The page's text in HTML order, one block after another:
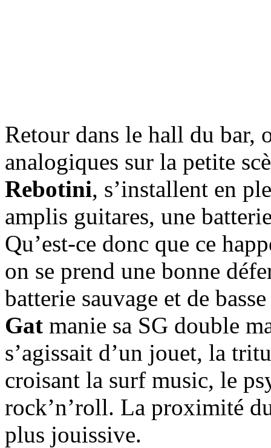
Retour dans le hall du bar,
analogiques sur la petite
Rebotini, s’installent en
amplis guitares, une
Qu’est-ce donc que ce
on se prend une bonne
batterie sauvage et de
Gat manie sa SG double
s’agissait d’un jouet, la
croisant la surf music, le
rock’n’roll. La proximité
plus jouissive.